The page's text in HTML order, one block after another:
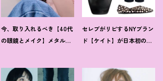
今、取り入れるべき【40代
の眼鏡とメイク】メタルフ
セレブがリピするNYブラン
ド【ケイト】が日本初の常